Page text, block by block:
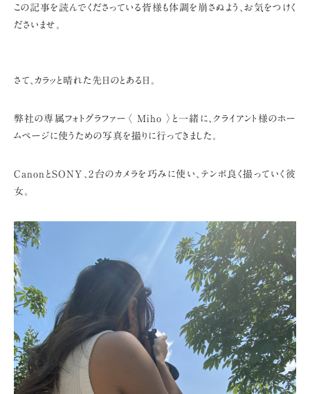
この記事を読んでくださっている皆様も体調を崩さぬよう、お気をつけく
ださいませ。
さて、カラッと晴れた先日のとある日。
弊社の専属フォトグラファー〈 Miho 〉と一緒に、 クライアント様のホー
ムページに使うための写真を撮りに行ってきました。
CanonとSONY、2台のカメラを巧みに使い、テンポ良く撮っていく彼
女。